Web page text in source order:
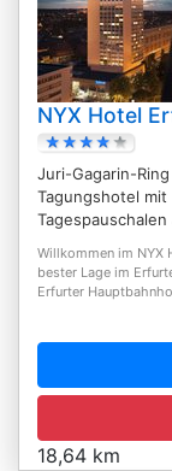
NYX Hotel
Juri-Gagarin-
Tagungshotel mit
Tagespauschalen
Willkommen im NYX
bester Lage im
Erfurter
18,64 km